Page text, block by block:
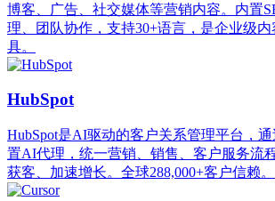
博客、广告、社交媒体等营销内容。内置
理、团队协作，支持30+语言，是企业级
具。
HubSpot
HubSpot是AI驱动的客户关系管理平台，通
置AI代理，统一营销、销售、客户服务流
获客、加速增长。全球288,000+客户信赖。